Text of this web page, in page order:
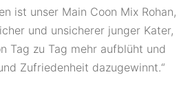
ist unser Main Coon Mix Rohan,
und unsicherer junger Kater,
Tag zu Tag mehr aufblüht und
Zufriedenheit dazugewinnt.“